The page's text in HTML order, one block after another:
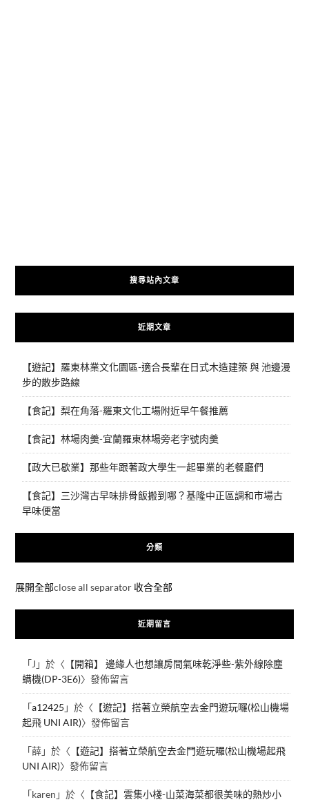
搜尋站內文章
近期文章
【遊記】羅東林業文化園區-適合長輩在日式木造建築 與 池邊漫
步的散步路線
【食記】梨在角落-羅東文化工場附近早午餐推薦
【食記】林場肉羹-宜蘭羅東林場旁老字號肉羹
【政大已歇業】那些年跟著政大學生一起畢業的老餐廳們
【食記】三沙灣古早味排骨飯搬到哪？基隆中正區調和市場古
早味便當
分類
展開全部close all separator 收合全部
近期留言
「J 」於〈 【開箱】 邊緣人也想讓房間氣味乾淨些-紫外線除塵
螨機(DP-3E6)〉發佈留言
「a12425 」於〈 【遊記】搭著立榮航空去金門遊玩囉(松山機場
起飛 UNI AIR)〉發佈留言
「薛」於〈 【遊記】搭著立榮航空去金門遊玩囉(松山機場起飛
UNI AIR)〉發佈留言
「karen 」於〈 【食記】雲集小棧-山菜海菜都很美味的熱炒小